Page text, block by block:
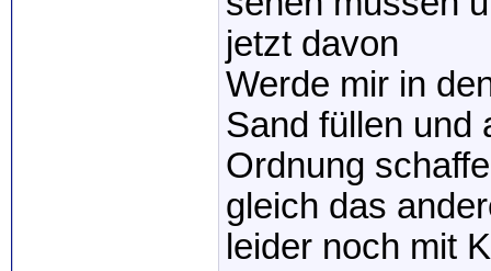
jetzt davon
Werde mir in
Sand füllen und
Ordnung
gleich das
leider noch mit